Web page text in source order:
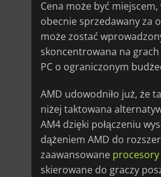
Cena może być
obecnie sprzedawany za
może zostać
skoncentrowana na
PC o ograniczonym
AMD udowodniło już, że
niżej taktowana
AM4 dzięki połączeniu
dążeniem AMD do
zaawansowane
skierowane do graczy